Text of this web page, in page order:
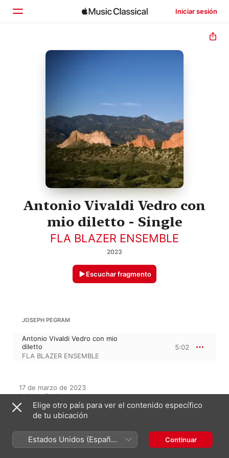
Iniciar sesión
Inicio
Antonio Vivaldi Vedro con
mio diletto - Single
FLA BLAZER ENSEMBLE
2023
Escuchar fragmento
JOSEPH PEGRAM
Antonio Vivaldi Vedro con mio
diletto
FLA BLAZER ENSEMBLE
5:02
17 de marzo de 2023
1 pieza, 5 minutos
℗ 2023 FLA BLAZER ENSEMBLE MUSIC
En este álbum
Elige otro país para ver el contenido específico
de tu ubicación
Estados Unidos (Español
México)
Continuar